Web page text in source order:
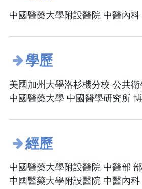
中國醫藥大學附設醫院 中醫內
學歷
美國加州大學洛杉機分校 公共
中國醫藥大學 中國醫學研究所
經歷
中國醫藥大學附設醫院 中醫部
中國醫藥大學附設醫院 中醫內